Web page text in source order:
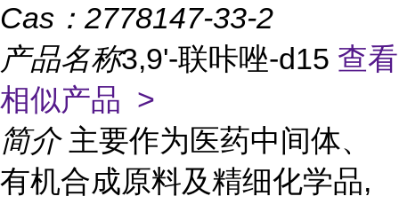
Cas： 2778147-33-2
产品名称3,9'-联咔唑-d15 查看
相似产品 >
简介 主要作为医药中间体、
有机合成原料及精细化学品,